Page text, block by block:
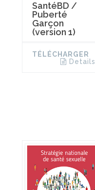
SantéBD /
Puberté
Garçon
(version 1)
TÉLÉCHARGER
Details